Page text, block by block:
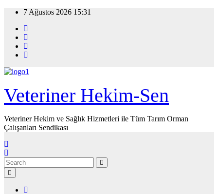
Skip
content
7 Ağustos 2026 15:31
Veteriner Hekim-Sen
Veteriner Hekim ve Sağlık Hizmetleri ile Tüm Tarım Orman
Çalışanları Sendikası